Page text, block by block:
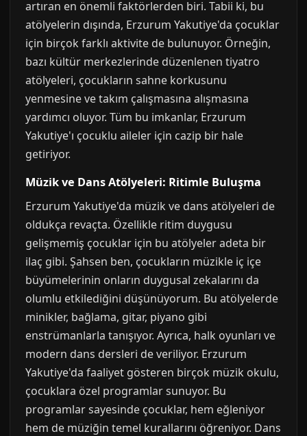
artıran en önemli faktörlerden biri. Tabii ki, bu
atölyelerin dışında, Erzurum Yakutiye'da çocuklar
için birçok farklı aktivite de bulunuyor. Örneğin,
bazı kültür merkezlerinde düzenlenen tiyatro
atölyeleri, çocukların sahne korkusunu
yenmesine ve takım çalışmasına alışmasına
yardımcı oluyor. Tüm bu imkanlar, Erzurum
Yakutiye'ı çocuklu aileler için cazip bir hale
getiriyor.
Müzik ve Dans Atölyeleri: Ritimle Buluşma
Erzurum Yakutiye'da müzik ve dans atölyeleri de
oldukça revaçta. Özellikle ritim duygusu
gelişmemiş çocuklar için bu atölyeler adeta bir
ilaç gibi. Şahsen ben, çocukların müzikle iç içe
büyümelerinin onların duygusal zekalarını da
olumlu etkilediğini düşünüyorum. Bu atölyelerde
minikler, bağlama, gitar, piyano gibi
enstrümanlarla tanışıyor. Ayrıca, halk oyunları ve
modern dans dersleri de veriliyor. Erzurum
Yakutiye'da faaliyet gösteren birçok müzik okulu,
çocuklara özel programlar sunuyor. Bu
programlar sayesinde çocuklar, hem eğleniyor
hem de müziğin temel kurallarını öğreniyor. Dans